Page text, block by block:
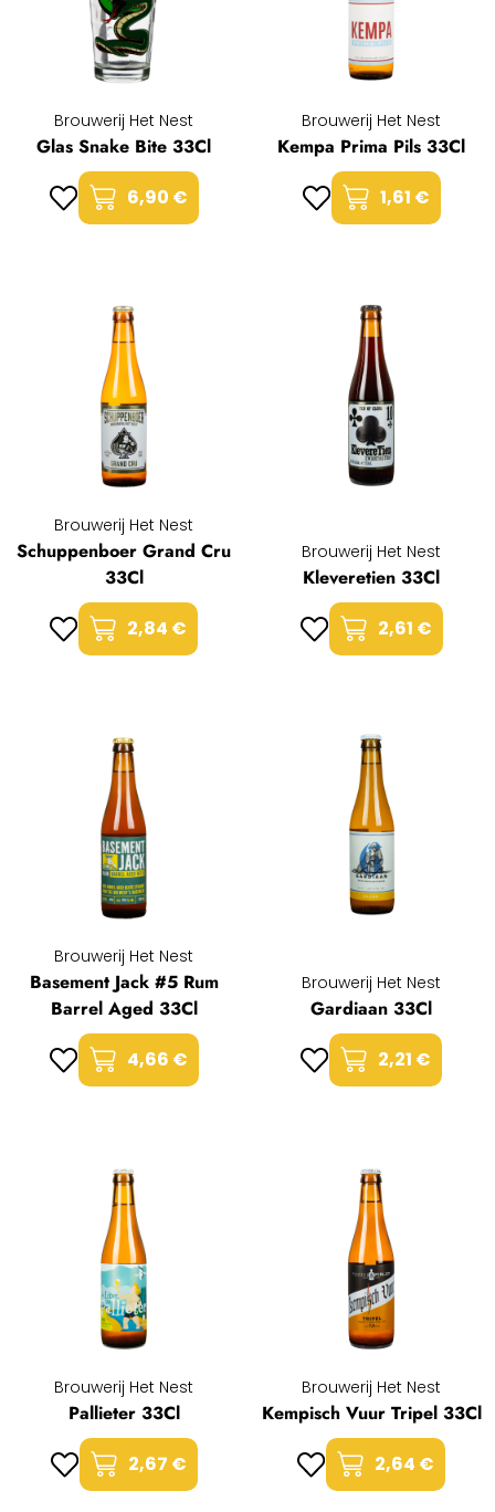
Brouwerij Het Nest
Glas Snake Bite 33Cl
6,90 €
Brouwerij Het Nest
Kempa Prima Pils 33Cl
1,61 €
Brouwerij Het Nest
Schuppenboer Grand Cru
33Cl
2,84 €
Brouwerij Het Nest
Kleveretien 33Cl
2,61 €
Brouwerij Het Nest
Basement Jack #5 Rum
Barrel Aged 33Cl
4,66 €
Brouwerij Het Nest
Gardiaan 33Cl
2,21 €
Brouwerij Het Nest
Pallieter 33Cl
2,67 €
Brouwerij Het Nest
Kempisch Vuur Tripel 33Cl
2,64 €